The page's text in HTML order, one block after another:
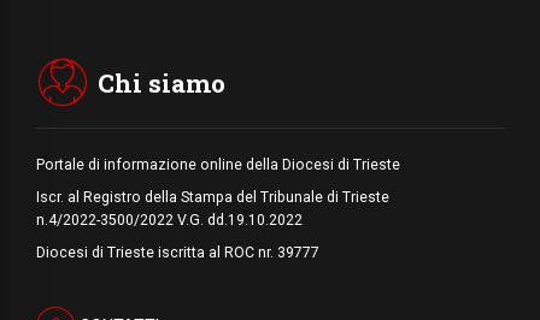
Chiesa che non si arrende"
Chi siamo
Portale di informazione online della Diocesi di Trieste
Iscr. al Registro della Stampa del Tribunale di Trieste
n.4/2022-3500/2022 V.G. dd.19.10.2022
Diocesi di Trieste iscritta al ROC nr. 39777